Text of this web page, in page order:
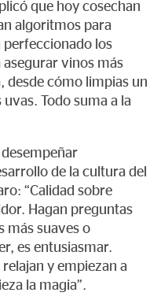
que hoy cosechan
algoritmos para
perfeccionado los
vinos más
desde cómo limpias un
Todo suma a la
de la cultura del
“Calidad sobre
Hagan preguntas
más suaves o
es entusiasmar.
relajan y empiezan a
la magia”.